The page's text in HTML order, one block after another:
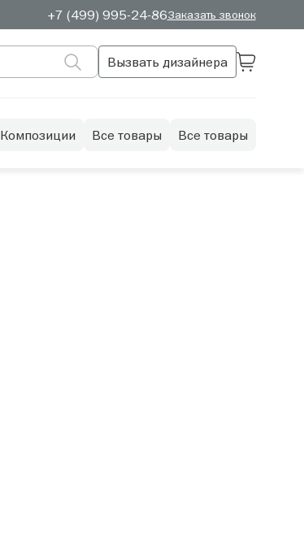
+7 (499) 995-24-86Заказать звонок
Вызвать дизайнера
Композиции Все товары Все товары